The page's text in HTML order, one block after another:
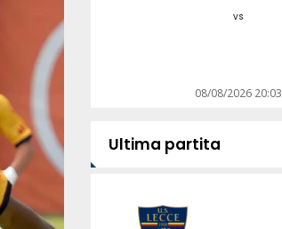
vs
08/08/2026 20:03
Ultima partita